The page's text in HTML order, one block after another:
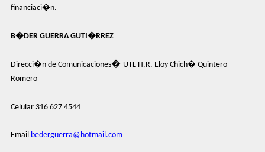
financiaci�n.
B�DER GUERRA GUTI�RREZ
Direcci�n de Comunicaciones� UTL H.R. Eloy Chich� Quintero
Romero
Celular 316 627 4544
Email bederguerra@hotmail.com